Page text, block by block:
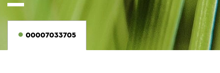
00007033705